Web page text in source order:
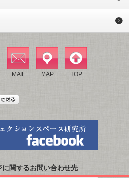
MAIL MAP TOP
に関するお問い合わせ先